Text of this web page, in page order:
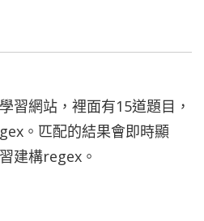
習網站，裡面有15道題目，
。匹配的結果會即時顯
建構regex。